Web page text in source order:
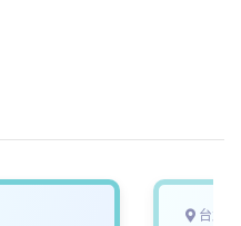
台北